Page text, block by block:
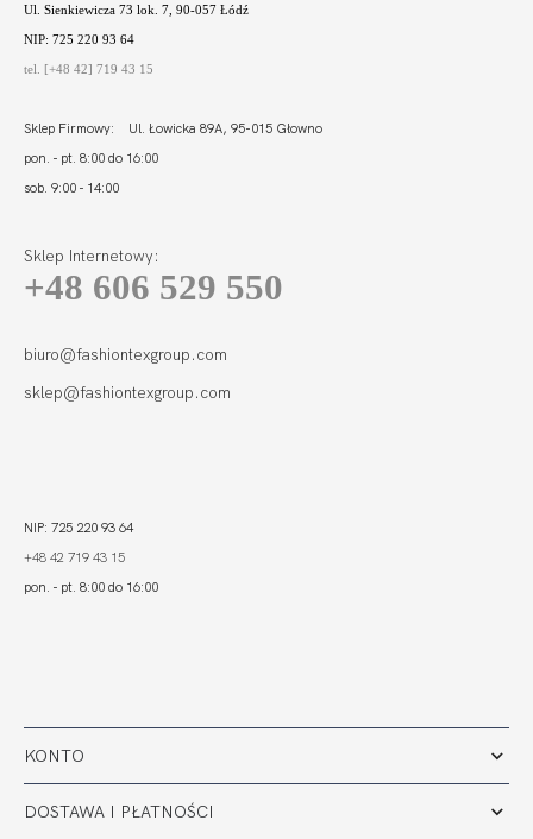
BEACH TANKINI
KONTO
DOSTAWA I PŁATNOŚCI
Ul. Sienkiewicza 73 lok. 7, 90-057 Łódź
NIP: 725 220 93 64
tel. [+48 42] 719 43 15
Sklep Firmowy: Ul. Łowicka 89A, 95-015 Głowno
pon. - pt. 8:00 do 16:00
sob. 9:00 - 14:00
Sklep Internetowy:
+48 606 529 550
biuro@fashiontexgroup.com
sklep@fashiontexgroup.com
NIP: 725 220 93 64
+48 42 719 43 15
pon. - pt. 8:00 do 16:00